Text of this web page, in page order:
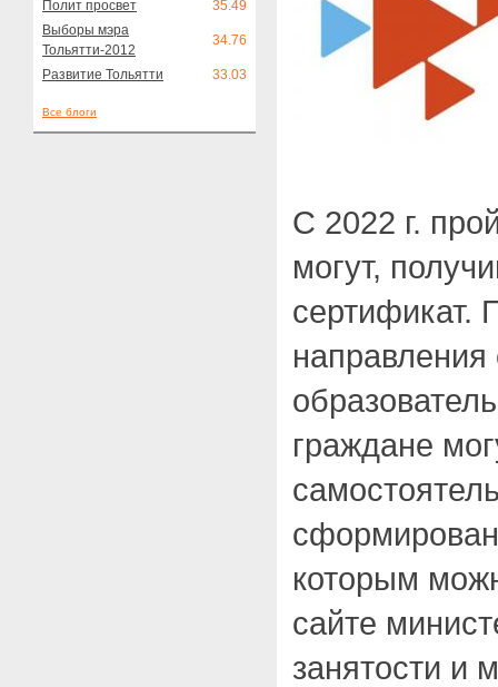
Полит просвет
35.49
Выборы мэра
Тольятти-2012
34.76
Развитие Тольятти 33.03
Все блоги
С 2022 г.
могут,
сертификат.
направления
граждане
которым
сайте
занятости и